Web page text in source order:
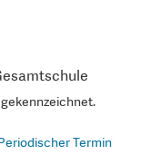
Termin